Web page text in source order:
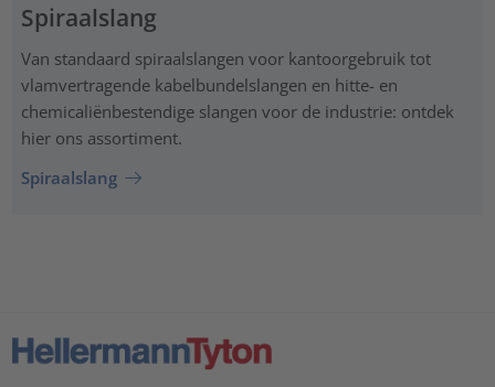
Spiraalslang
Van standaard spiraalslangen voor kantoorgebruik tot
vlamvertragende kabelbundelslangen en hitte- en
chemicaliënbestendige slangen voor de industrie: ontdek
hier ons assortiment.
Spiraalslang